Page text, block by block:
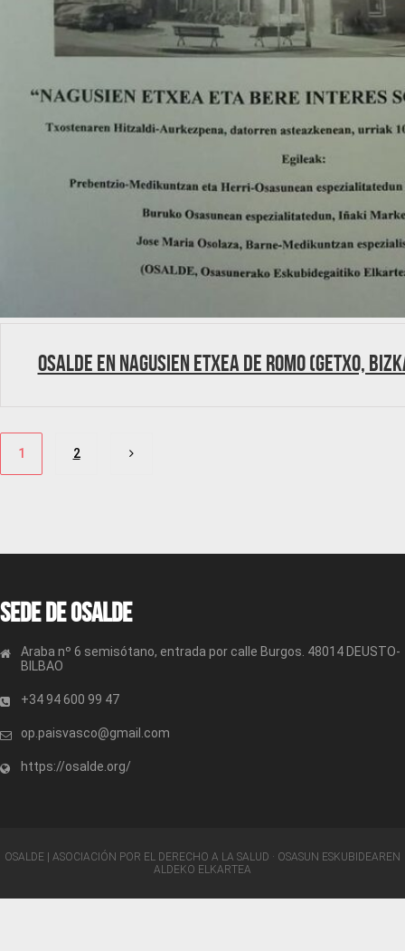
Osalde en Nagusien etxea de Romo (Getxo,
Paginación
entradas
1 2
Sede de OSALDE
Araba nº 6 semisótano, entrada por calle Burgos. 48014 DEUSTO-
BILBAO
+34 94 600 99 47
op.paisvasco@gmail.com
https://osalde.org/
OSALDE | ASOCIACIÓN POR EL DERECHO A LA SALUD · OSASUN ESKUBIDEAREN
ALDEKO ELKARTEA